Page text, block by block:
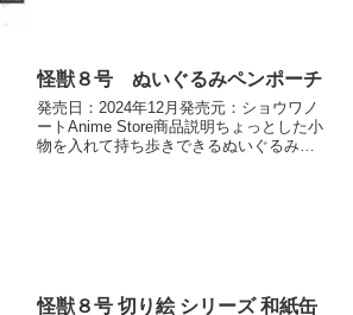
怪獣８号 ぬいぐるみペンポーチ
発売日：2024年12月発売元：ショウワノ
ートAnime Store商品説明ちょっとした小
物を入れて持ち歩きできるぬいぐるみ型
怪獣８号 切り絵 シリーズ 和紙缶